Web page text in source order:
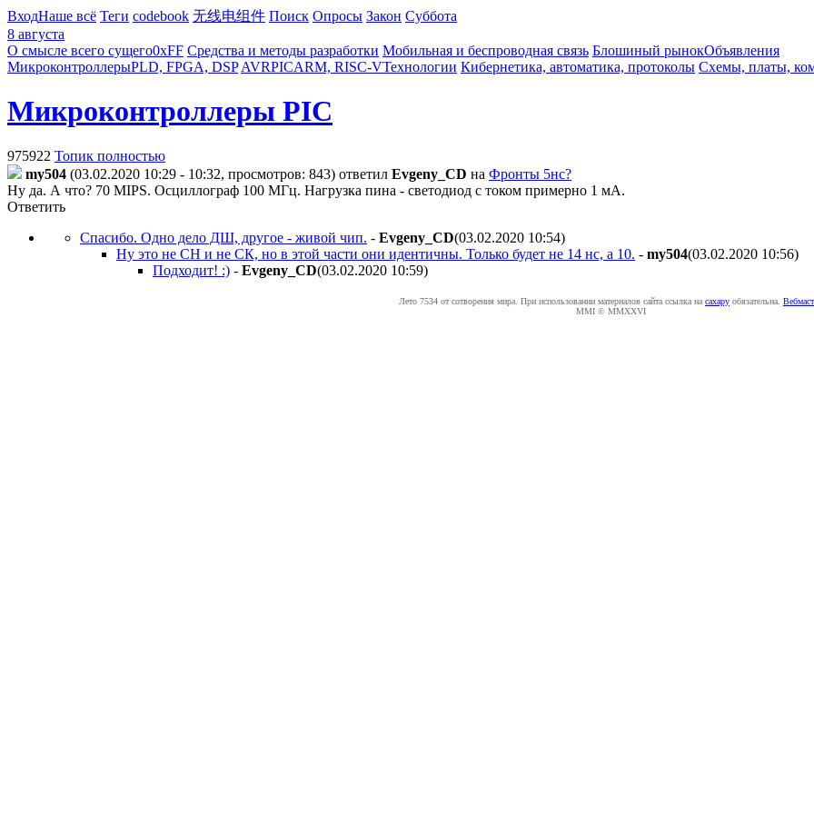
ВходНаше всё Теги codebook 无线电组件 Поиск Опросы Закон Суббота
8 августа
О смысле всего сущего0xFF Средства и методы разработки Мобильная и беспроводная связь Блошиный рынокОбъявления
МикроконтроллерыPLD, FPGA, DSP AVRPICARM, RISC-VТехнологии Кибернетика, автоматика, протоколы Схемы, платы,
Микроконтроллеры PIC
975922 Топик полностью
my504 (03.02.2020 10:29 - 10:32, просмотров: 843) ответил Evgeny_CD на Фронты 5нс?
Ну да. А что? 70 MIPS. Осциллограф 100 МГц. Нагрузка пина - светодиод с током примерно 1 мА.
Ответить
Спасибо. Одно дело ДШ, другое - живой чип. - Evgeny_CD(03.02.2020 10:54)
Ну это не СН и не СК, но в этой части они идентичны. Только будет не 14 нс, а 10. - my504(03.02.2020 10:56)
Подходит! :) - Evgeny_CD(03.02.2020 10:59)
Лето 7534 от сотворения мира. При использовании материалов сайта ссылка на caxapу обязательна.
MMI © MMXXVI